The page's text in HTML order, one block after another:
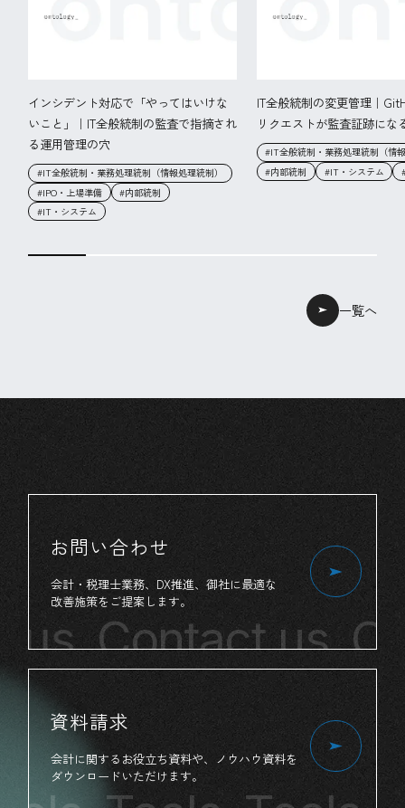
一覧へ
インシデント対応で「やってはいけな
いこと」｜IT全般統制の監査で指摘され
る運用管理の穴
#IT全般統制・業務処理統制（情報処理統制）
#IPO・上場準備
#内部統制
#IT・システム
IT全般統制の変更管理｜
リクエストが監査証跡にな
#IT全般統制・業務処理統制（情
#内部統制
#IT・システム
Contact us
お問い合わせ
会計・税理士業務、 DX推進、 御社に最適な
改善施策を ご提案します。
資料請求
会計に関する お役立ち資料や、 ノウハウ資料を
ダウンロードいただけます。